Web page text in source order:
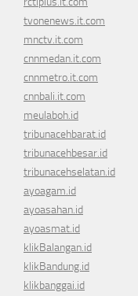
tvonenews.it.com
mnctv.it.com
cnnmedan.it.com
cnnmetro.it.com
cnnbali.it.com
meulaboh.id
tribunacehbarat.id
tribunacehbesar.id
tribunacehselatan.id
ayoagam.id
ayoasahan.id
ayoasmat.id
klikBalangan.id
klikBandung.id
klikbanggai.id